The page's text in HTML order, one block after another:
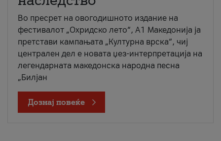
Во пресрет на овогодишното издание на
фестивалот „Охридско лето“, А1 Македонија ја
претстави кампањата „Културна врска“, чиј
централен дел е новата џез-интерпретација на
легендарната македонска народна песна
„Билјан
Дознај повеќе